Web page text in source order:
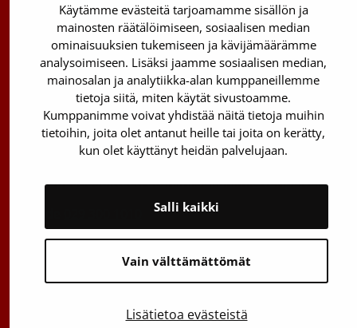
Käytämme evästeitä tarjoamamme sisällön ja
mainosten räätälöimiseen, sosiaalisen median
ominaisuuksien tukemiseen ja kävijämäärämme
analysoimiseen. Lisäksi jaamme sosiaalisen median,
mainosalan ja analytiikka-alan kumppaneillemme
tietoja siitä, miten käytät sivustoamme.
Kumppanimme voivat yhdistää näitä tietoja muihin
tietoihin, joita olet antanut heille tai joita on kerätty,
kun olet käyttänyt heidän palvelujaan.
Vain välttämättömät
Salli kaikki
Lisätietoa evästeistä
Kantasolurekisterin info:
029 300 1515
Härkälenkki 13
01730 Vantaa
Toimipisteiden yhteystiedot
Vantaan päätoimipiste
Sähköpostiosoitteet: etunimi.sukunimi@veripalvelu.fi
Tietoa Veripalvelusta